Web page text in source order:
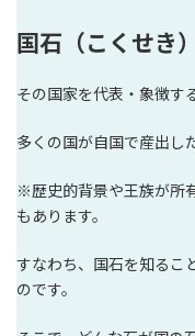
国石（こくせき
その国家を代表・象徴す
多くの国が自国で産出し
※歴史的背景や王族が所
もあります。
すなわち、国石を知るこ
のです。